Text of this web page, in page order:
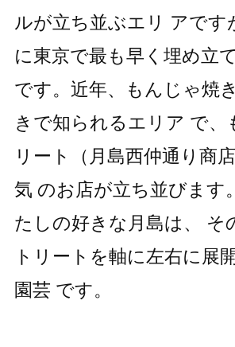
ルが立ち並ぶエリ アです
に東京で最も早く埋め立
です。近年、もんじゃ焼
きで知られるエリア で、
リート（月島西仲通り商
気 のお店が立ち並びます
たしの好きな月島は、 そ
トリートを軸に左右に展
園芸 です。